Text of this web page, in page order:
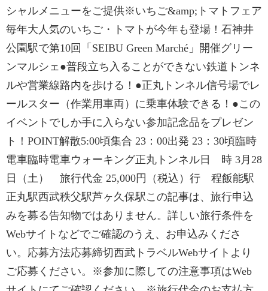
シャルメニューをご提供※いちご&amp;トマトフェア
毎年大人気のいちご・トマトが今年も登場！石神井
公園駅で第10回「SEIBU Green Marché」開催グリー
ンマルシェ●普段立ち入ることができない鉄道トンネ
ルや営業線路内を歩ける！●正丸トンネル信号場でレ
ールスター（作業用車両）に乗車体験できる！●この
イベントでしか手に入らない参加記念品をプレゼン
ト！POINT解散5:00頃集合 23：00出発 23：30頃臨時
電車臨時電車ウォーキング正丸トンネル日 時 3月28
日（土） 旅行代金 25,000円（税込）行 程飯能駅
正丸駅西武秩父駅芦ヶ久保駅この記事は、旅行申込
みを募る告知物ではありません。詳しい旅行条件を
Webサイトなどでご確認のうえ、お申込みくださ
い。応募方法応募締切西武トラベルWebサイトより
ご応募ください。※参加に際しての注意事項はWeb